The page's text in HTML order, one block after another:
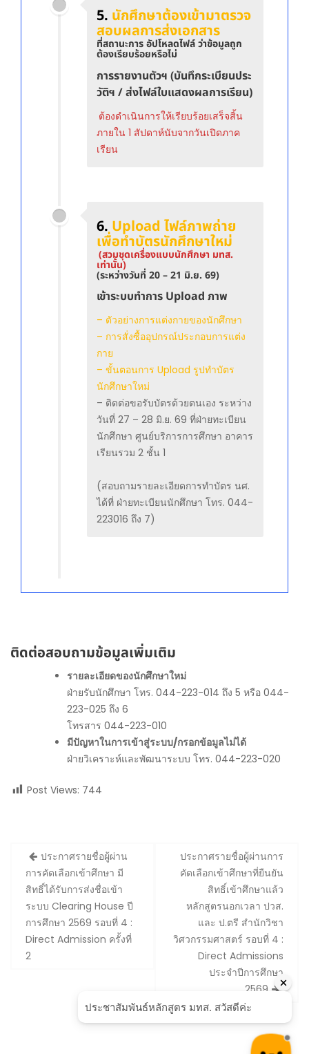
5. นักศึกษาต้องเข้ามาตรวจ
สอบผลการส่งเอกสาร
ที่สถานะการ อัปโหลดไฟล์ ว่าข้อมูลถูก
ต้องเรียบร้อยหรือไม่
การรายงานตัวฯ (บันทึกระเบียนประ
วัติฯ / ส่งไฟล์ใบแสดงผลการเรียน)
ต้องดำเนินการให้เรียบร้อยเสร็จสิ้น
ภายใน 1 สัปดาห์นับจากวันเปิดภาค
เรียน
6.Upload ไฟล์ภาพถ่าย
เพื่อทำบัตรนักศึกษาใหม่
(สวมชุดเครื่องแบบนักศึกษา มทส.
เท่านั้น)
(ระหว่างวันที่ 20 – 21 มิ.ย. 69)
เข้าระบบทำการ Upload ภาพ
– ตัวอย่างการแต่งกายของนักศึกษา
– การสั่งซื้ออุปกรณ์ประกอบการแต่ง
กาย
– ขั้นตอนการ Upload รูปทำบัตร
นักศึกษาใหม่
– ติดต่อขอรับบัตรด้วยตนเอง ระหว่าง
วันที่ 27 – 28 มิ.ย. 69 ที่ฝ่ายทะเบียน
นักศึกษา ศูนย์บริการการศึกษา อาคาร
เรียนรวม 2 ชั้น 1
(สอบถามรายละเอียดการทำบัตร นศ.
ได้ที่ ฝ่ายทะเบียนนักศึกษา โทร. 044-
223016 ถึง 7)
ติดต่อสอบถามข้อมูลเพิ่มเติม
รายละเอียดของนักศึกษาใหม่
ฝ่ายรับนักศึกษา โทร. 044-223-014 ถึง 5 หรือ 044-
223-025 ถึง 6
โทรสาร 044-223-010
มีปัญหาในการเข้าสู่ระบบ/กรอกข้อมูลไม่ได้
ฝ่ายวิเคราะห์และพัฒนาระบบ โทร. 044-223-020
Post Views: 744
Post
navigation
ประกาศรายชื่อผู้ผ่าน
การคัดเลือกเข้าศึกษา มี
สิทธิ์ได้รับการส่งชื่อเข้า
ระบบ Clearing House ปี
การศึกษา 2569 รอบที่ 4 :
Direct Admission ครั้งที่
2
ประกาศรายชื่อผู้ผ่านการ
คัดเลือกเข้าศึกษาที่ยืนยัน
สิทธิ์เข้าศึกษาแล้ว
หลักสูตรนอกเวลา ปวส.
และ ป.ตรี สำนักวิชา
วิศวกรรมศาสตร์ รอบที่ 4 :
Direct Admissions
ประจำปีการศึกษา
2569